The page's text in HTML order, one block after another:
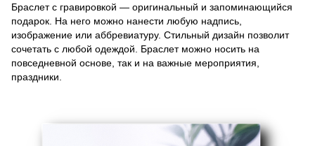
Браслет с гравировкой — оригинальный и запоминающийся
подарок. На него можно нанести любую надпись,
изображение или аббревиатуру. Стильный дизайн позволит
сочетать с любой одеждой. Браслет можно носить на
повседневной основе, так и на важные мероприятия,
праздники.